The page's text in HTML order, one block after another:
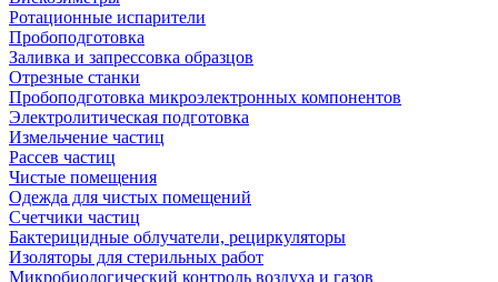
Ротационные испарители
Пробоподготовка
Заливка и запрессовка образцов
Отрезные станки
Пробоподготовка микроэлектронных компонентов
Электролитическая подготовка
Измельчение частиц
Рассев частиц
Чистые помещения
Одежда для чистых помещений
Счетчики частиц
Бактерицидные облучатели, рециркуляторы
Изоляторы для стерильных работ
Микробиологический контроль воздуха и газов